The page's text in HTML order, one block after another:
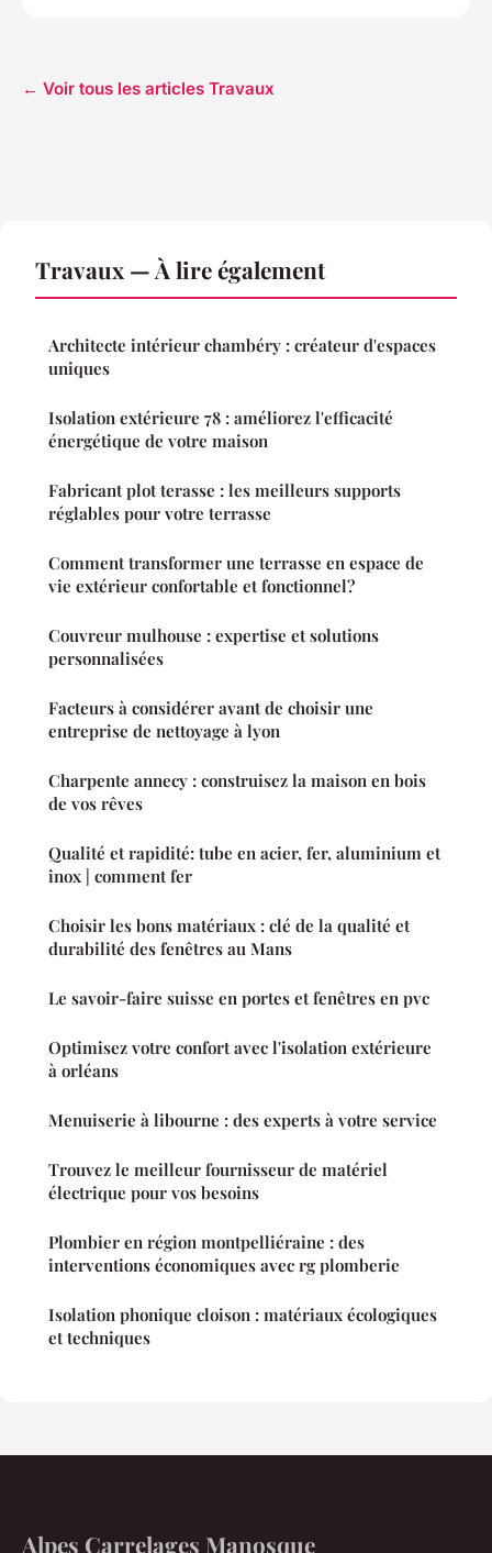
← Voir tous les articles Travaux
Travaux — À lire également
Architecte intérieur chambéry : créateur d'espaces
uniques
Isolation extérieure 78 : améliorez l'efficacité
énergétique de votre maison
Fabricant plot terasse : les meilleurs supports
réglables pour votre terrasse
Comment transformer une terrasse en espace de
vie extérieur confortable et fonctionnel?
Couvreur mulhouse : expertise et solutions
personnalisées
Facteurs à considérer avant de choisir une
entreprise de nettoyage à lyon
Charpente annecy : construisez la maison en bois
de vos rêves
Qualité et rapidité: tube en acier, fer, aluminium et
inox | comment fer
Choisir les bons matériaux : clé de la qualité et
durabilité des fenêtres au Mans
Le savoir-faire suisse en portes et fenêtres en pvc
Optimisez votre confort avec l'isolation extérieure
à orléans
Menuiserie à libourne : des experts à votre service
Trouvez le meilleur fournisseur de matériel
électrique pour vos besoins
Plombier en région montpelliéraine : des
interventions économiques avec rg plomberie
Isolation phonique cloison : matériaux écologiques
et techniques
Alpes Carrelages Manosque